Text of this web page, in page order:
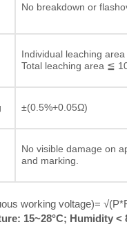
No breakdown or
Individual leaching
Total leaching area ≦
±(0.5%+0.05Ω)
No visible damage on
and marking.
working voltage)=
15~28°C; Humidity <